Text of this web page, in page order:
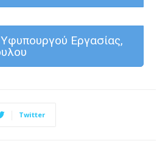
Εργασίας,
Twitter